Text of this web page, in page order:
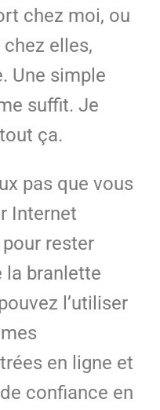
chez moi, ou
elles,
Une simple
suffit. Je
ça.
pas que vous
Internet
rester
la branlette
l’utiliser
en ligne et
confiance en